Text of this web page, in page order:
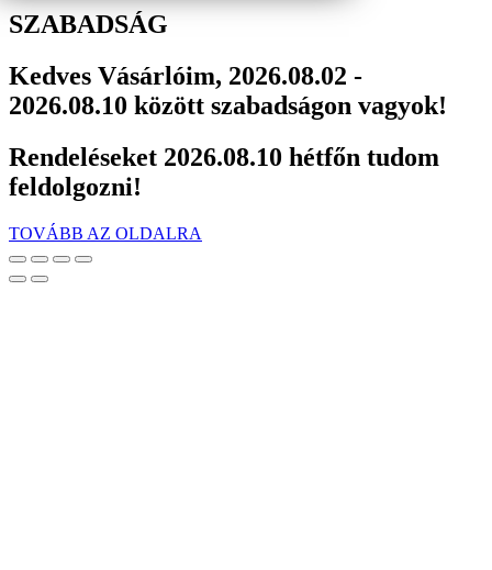
SZABADSÁG
Kedves Vásárlóim, 2026.08.02 -
2026.08.10 között szabadságon vagyok!
Rendeléseket 2026.08.10 hétfőn tudom
feldolgozni!
TOVÁBB AZ OLDALRA